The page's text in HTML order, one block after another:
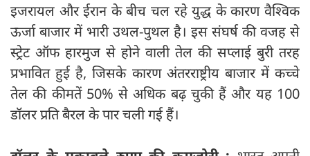
इजरायल और ईरान के बीच चल रहे युद्ध के कारण वैश्विक
ऊर्जा बाजार में भारी उथल-पुथल है। इस संघर्ष की वजह से
स्ट्रेट ऑफ हारमुज से होने वाली तेल की सप्लाई बुरी तरह
प्रभावित हुई है, जिसके कारण अंतरराष्ट्रीय बाजार में कच्चे
तेल की कीमतें 50% से अधिक बढ़ चुकी हैं और यह 100
डॉलर प्रति बैरल के पार चली गई हैं।